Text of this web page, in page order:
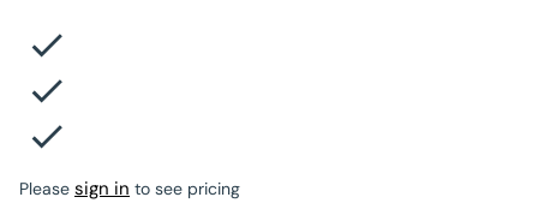
Please sign in to see pricing